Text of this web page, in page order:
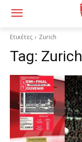
Ετικέτες Zurich
Tag: Zurich